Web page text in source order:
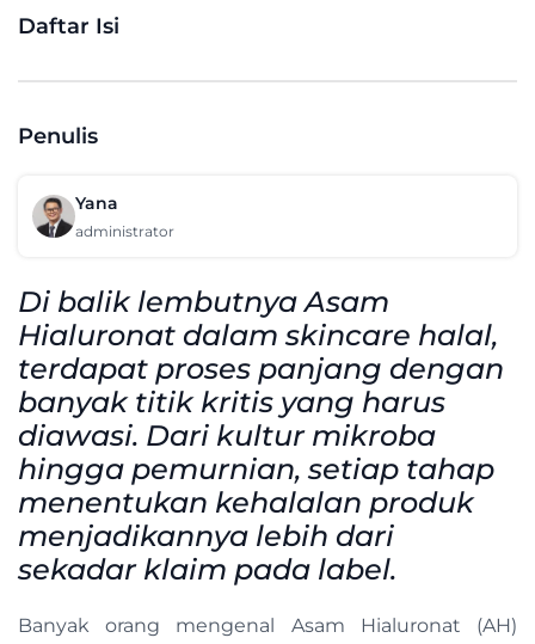
Daftar Isi
Penulis
Yana
administrator
Di balik lembutnya Asam
Hialuronat dalam skincare halal,
terdapat proses panjang dengan
banyak titik kritis yang harus
diawasi. Dari kultur mikroba
hingga pemurnian, setiap tahap
menentukan kehalalan produk
menjadikannya lebih dari
sekadar klaim pada label.
Banyak orang mengenal Asam Hialuronat (AH)